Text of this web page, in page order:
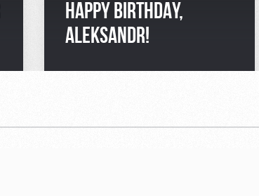
HAPPY BIRTHDAY,
ALEKSANDR!